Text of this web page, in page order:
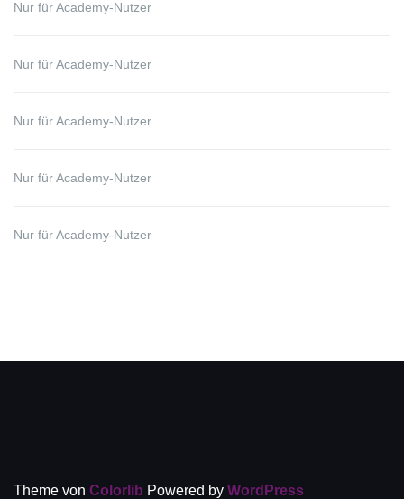
Nur für Academy-Nutzer
Nur für Academy-Nutzer
Nur für Academy-Nutzer
Nur für Academy-Nutzer
Nur für Academy-Nutzer
Theme von Colorlib Powered by WordPress